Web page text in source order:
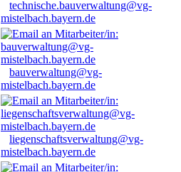
technische.bauverwaltung@vg-
mistelbach.bayern.de
bauverwaltung@vg-
mistelbach.bayern.de
liegenschaftsverwaltung@vg-
mistelbach.bayern.de